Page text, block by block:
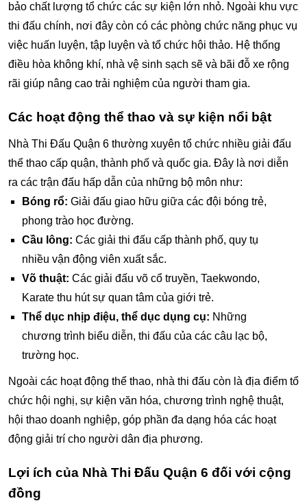
bảo chất lượng tổ chức các sự kiện lớn nhỏ. Ngoài khu vực
thi đấu chính, nơi đây còn có các phòng chức năng phục vụ
việc huấn luyện, tập luyện và tổ chức hội thảo. Hệ thống
điều hòa không khí, nhà vệ sinh sạch sẽ và bãi đỗ xe rộng
rãi giúp nâng cao trải nghiệm của người tham gia.
Các hoạt động thể thao và sự kiện nổi bật
Nhà Thi Đấu Quận 6 thường xuyên tổ chức nhiều giải đấu
thể thao cấp quận, thành phố và quốc gia. Đây là nơi diễn
ra các trận đấu hấp dẫn của những bộ môn như:
Bóng rổ: Giải đấu giao hữu giữa các đội bóng trẻ,
phong trào học đường.
Cầu lông: Các giải thi đấu cấp thành phố, quy tụ
nhiều vận động viên xuất sắc.
Võ thuật: Các giải đấu võ cổ truyền, Taekwondo,
Karate thu hút sự quan tâm của giới trẻ.
Thể dục nhịp điệu, thể dục dụng cụ: Những
chương trình biểu diễn, thi đấu của các câu lạc bộ,
trường học.
Ngoài các hoạt động thể thao, nhà thi đấu còn là địa điểm tổ
chức hội nghị, sự kiện văn hóa, chương trình nghệ thuật,
hội thao doanh nghiệp, góp phần đa dạng hóa các hoạt
động giải trí cho người dân địa phương.
Lợi ích của Nhà Thi Đấu Quận 6 đối với cộng
đồng